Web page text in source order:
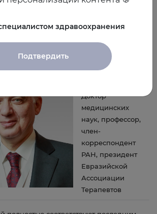
Лектор:Арутюнов
Григорий
Доктор
медицинских
наук, профессор,
член-
корреспондент
РАН, президент
Евразийской
Ассоциации
Терапевтов
здравоохранения
Подтвердить